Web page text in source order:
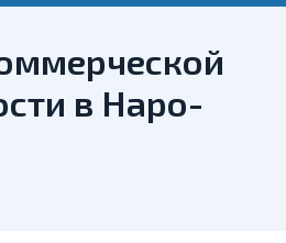
в Наро-